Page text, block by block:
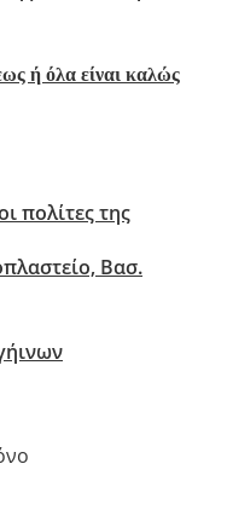
ή όλα είναι καλώς
πολίτες της
Βασ.